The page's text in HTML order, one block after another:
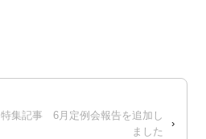
特集記事 6月定例会報告を追加し
ました
›